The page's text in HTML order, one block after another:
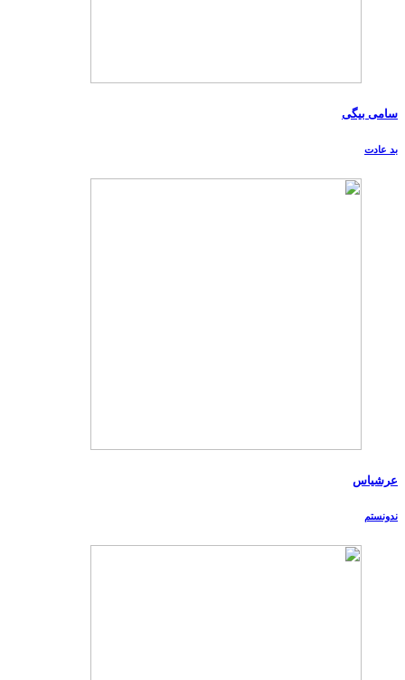
سامی بیگی
بد عادت
عرشیاس
ندونستم